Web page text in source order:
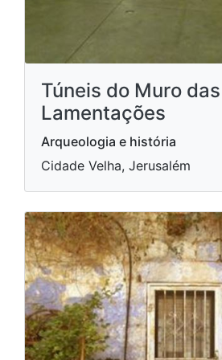
Túneis do Muro das
Lamentações
Arqueologia e história
Cidade Velha, Jerusalém